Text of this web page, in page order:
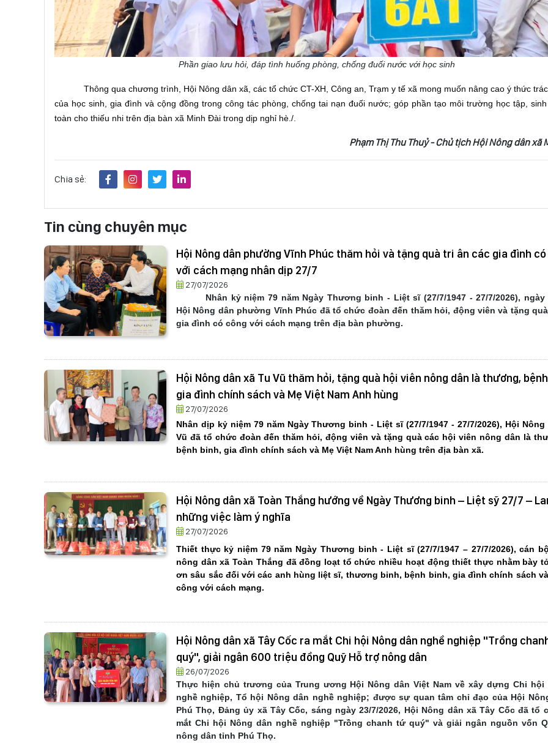
Phần giao lưu hỏi, đáp tình huống phòng, chống đuối nước với học sinh
Thông qua chương trình, Hội Nông dân xã, các tổ chức CT-XH, Công an, Trạm y tế xã mong muốn nâng cao ý thức
của học sinh, gia đình và cộng đồng trong công tác phòng, chống tai nạn đuối nước; góp phần tạo môi trường học tập,
toàn cho thiếu nhi trên địa bàn xã Minh Đài trong dịp nghỉ hè./.
Phạm Thị Thu Thuỷ - Chủ tịch Hội Nông dân xã
Chia sẻ:
Tin cùng chuyên mục
Hội Nông dân phường Vĩnh Phúc thăm hỏi và tặng quà tri ân các gia đình
với cách mạng nhân dịp 27/7
27/07/2026
Nhân kỷ niệm 79 năm Ngày Thương binh - Liệt sĩ (27/7/1947 - 27/7/2026), ngày
Hội Nông dân phường Vĩnh Phúc đã tổ chức đoàn đến thăm hỏi, động viên và tặng
gia đình có công với cách mạng trên địa bàn phường.
Hội Nông dân xã Tu Vũ thăm hỏi, tặng quà hội viên nông dân là thương,
gia đình chính sách và Mẹ Việt Nam Anh hùng
27/07/2026
Nhân dịp kỷ niệm 79 năm Ngày Thương binh - Liệt sĩ (27/7/1947 - 27/7/2026), Hội Nông
Vũ đã tổ chức đoànđến thăm hỏi, động viên và tặng quà các hội viên nông dân là
bệnh binh, gia đình chính sách và Mẹ Việt Nam Anh hùng trên địa bàn xã.
Hội Nông dân xã Toàn Thắng hướng về Ngày Thương binh – Liệt sỹ 27/7 –
những việc làm ý nghĩa
27/07/2026
Thiết thực kỷ niệm 79 năm Ngày Thương binh - Liệt sĩ (27/7/1947 – 27/7/2026), cán
nông dân xã Toàn Thắng đã đồng loạt tổ chức nhiều hoạt động thiết thực nhằm bày
ơn sâu sắc đối với các anh hùng liệt sĩ, thương binh, bệnh binh, gia đình chính sách
công với cách mạng.
Hội Nông dân xã Tây Cốc ra mắt Chi hội Nông dân nghề nghiệp "Trồng
quý", giải ngân 600 triệu đồng Quỹ Hỗ trợ nông dân
26/07/2026
Thực hiện chủ trương của Trung ương Hội Nông dân Việt Nam về xây dựng Chi hội
nghề nghiệp, Tổ hội Nông dân nghề nghiệp; được sự quan tâm chỉ đạo của Hội
Phú Thọ, Đảng ủy xã Tây Cốc, sáng ngày 23/7/2026, Hội Nông dân xã Tây Cốc đã tổ
mắt Chi hội Nông dân nghề nghiệp "Trồng chanh tứ quý" và giải ngân nguồn vốn
nông dân tỉnh Phú Thọ.